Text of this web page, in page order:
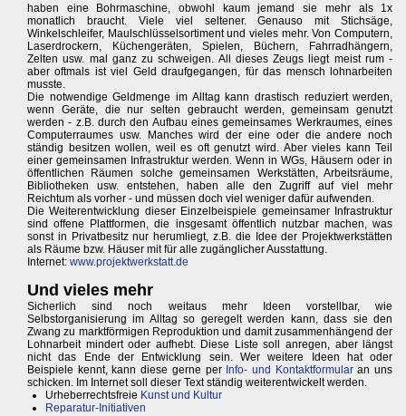
haben eine Bohrmaschine, obwohl kaum jemand sie mehr als 1x
monatlich braucht. Viele viel seltener. Genauso mit Stichsäge,
Winkelschleifer, Maulschlüsselsortiment und vieles mehr. Von Computern,
Laserdrockern, Küchengeräten, Spielen, Büchern, Fahrradhängern,
Zelten usw. mal ganz zu schweigen. All dieses Zeugs liegt meist rum -
aber oftmals ist viel Geld draufgegangen, für das mensch lohnarbeiten
musste.
Die notwendige Geldmenge im Alltag kann drastisch reduziert werden,
wenn Geräte, die nur selten gebraucht werden, gemeinsam genutzt
werden - z.B. durch den Aufbau eines gemeinsames Werkraumes, eines
Computerraumes usw. Manches wird der eine oder die andere noch
ständig besitzen wollen, weil es oft genutzt wird. Aber vieles kann Teil
einer gemeinsamen Infrastruktur werden. Wenn in WGs, Häusern oder in
öffentlichen Räumen solche gemeinsamen Werkstätten, Arbeitsräume,
Bibliotheken usw. entstehen, haben alle den Zugriff auf viel mehr
Reichtum als vorher - und müssen doch viel weniger dafür aufwenden.
Die Weiterentwicklung dieser Einzelbeispiele gemeinsamer Infrastruktur
sind offene Plattformen, die insgesamt öffentlich nutzbar machen, was
sonst in Privatbesitz nur herumliegt, z.B. die Idee der Projektwerkstätten
als Räume bzw. Häuser mit für alle zugänglicher Ausstattung.
Internet: www.projektwerkstatt.de
Und vieles mehr
Sicherlich sind noch weitaus mehr Ideen vorstellbar, wie
Selbstorganisierung im Alltag so geregelt werden kann, dass sie den
Zwang zu marktförmigen Reproduktion und damit zusammenhängend der
Lohnarbeit mindert oder aufhebt. Diese Liste soll anregen, aber längst
nicht das Ende der Entwicklung sein. Wer weitere Ideen hat oder
Beispiele kennt, kann diese gerne per Info- und Kontaktformularan uns
schicken. Im Internet soll dieser Text ständig weiterentwickelt werden.
Urheberrechtsfreie Kunst und Kultur
Reparatur-Initiativen